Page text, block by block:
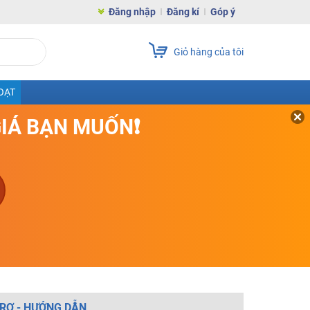
Đăng nhập Đăng kí Góp ý
Giỏ hàng của tôi
BẠN MUỐN❗